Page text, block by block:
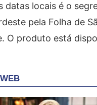
datas locais é o
pela Folha de
O produto está